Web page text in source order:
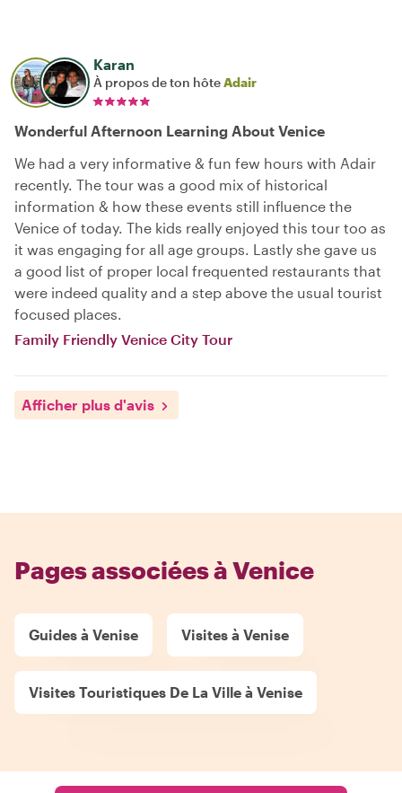
Karan
À propos de ton hôteAdair
Wonderful Afternoon Learning About Venice
We had a very informative & fun few hours with Adair
recently. The tour was a good mix of historical
information & how these events still influence the
Venice of today. The kids really enjoyed this tour too as
it was engaging for all age groups. Lastly she gave us
a good list of proper local frequented restaurants that
were indeed quality and a step above the usual tourist
focused places.
Family Friendly Venice City Tour
Afficher plus d'avis
Pages associées à Venice
Guides à Venise Visites à Venise
Visites Touristiques De La Ville à Venise